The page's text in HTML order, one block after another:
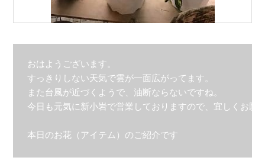
おはようございます。
すっきりしない天気で雲が一面広がってます。
また台風が近づくようで、油断ならないですね。
今日も元気に新小岩で営業しておりますので、宜しくお願
本日のお花（アイテム）のご紹介です